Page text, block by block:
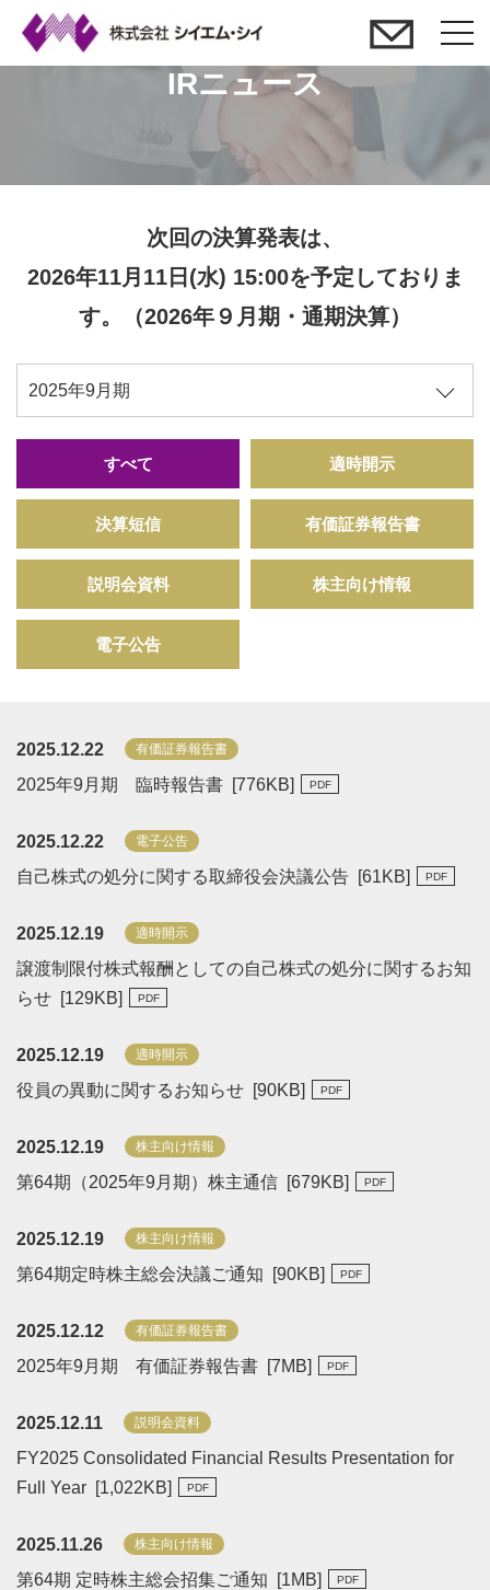
t
v
a
n
IRニュース
次回の決算発表は、
2026年11月11日(水) 15:00を予定しておりま
す。（2026年９月期・通期決算）
すべて 適時開示
決算短信 有価証券報告書
説明会資料 株主向け情報
電子公告
2025.12.22 有価証券報告書
2025年9月期 臨時報告書 [776KB]
2025.12.22 電子公告
自己株式の処分に関する取締役会決議公告 [61KB]
2025.12.19 適時開示
譲渡制限付株式報酬としての自己株式の処分に関するお知
らせ [129KB]
2025.12.19 適時開示
役員の異動に関するお知らせ [90KB]
2025.12.19 株主向け情報
第64期（2025年9月期）株主通信 [679KB]
2025.12.19 株主向け情報
第64期定時株主総会決議ご通知 [90KB]
2025.12.12 有価証券報告書
2025年9月期 有価証券報告書 [7MB]
2025.12.11 説明会資料
FY2025 Consolidated Financial Results Presentation for
Full Year [1,022KB]
2025.11.26 株主向け情報
第64期 定時株主総会招集ご通知 [1MB]